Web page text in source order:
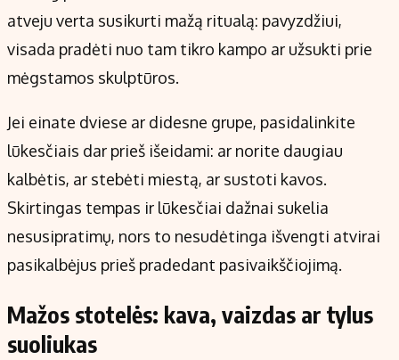
atveju verta susikurti mažą ritualą: pavyzdžiui,
visada pradėti nuo tam tikro kampo ar užsukti prie
mėgstamos skulptūros.
Jei einate dviese ar didesne grupe, pasidalinkite
lūkesčiais dar prieš išeidami: ar norite daugiau
kalbėtis, ar stebėti miestą, ar sustoti kavos.
Skirtingas tempas ir lūkesčiai dažnai sukelia
nesusipratimų, nors to nesudėtinga išvengti atvirai
pasikalbėjus prieš pradedant pasivaikščiojimą.
Mažos stotelės: kava, vaizdas ar tylus
suoliukas